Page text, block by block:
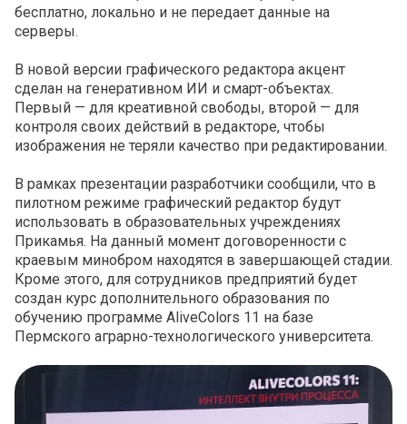
бесплатно, локально и не передает данные на
серверы.
В новой версии графического редактора акцент
сделан на генеративном ИИ и смарт-объектах.
Первый — для креативной свободы, второй — для
контроля своих действий в редакторе, чтобы
изображения не теряли качество при редактировании.
В рамках презентации разработчики сообщили, что в
пилотном режиме графический редактор будут
использовать в образовательных учреждениях
Прикамья. На данный момент договоренности с
краевым минобром находятся в завершающей стадии.
Кроме этого, для сотрудников предприятий будет
создан курс дополнительного образования по
обучению программе AliveColors 11 на базе
Пермского аграрно-технологического университета.